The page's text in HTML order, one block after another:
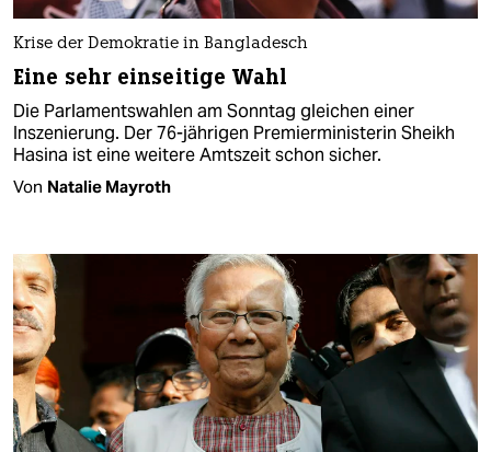
Krise der Demokratie in Bangladesch
Eine sehr einseitige Wahl
Die Parlamentswahlen am Sonntag gleichen einer
Inszenierung. Der 76-jährigen Premierministerin Sheikh
Hasina ist eine weitere Amtszeit schon sicher.
Von Natalie Mayroth